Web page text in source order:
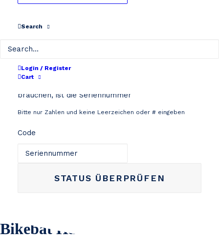
Search
Login / Register
Cart
Track & Trace
Track & Trace ist eine bequeme Möglichkeit, Ihre
brauchen, ist die Seriennummer
Bitte nur Zahlen und keine Leerzeichen oder # eingeben
Code
Bikebat Händler